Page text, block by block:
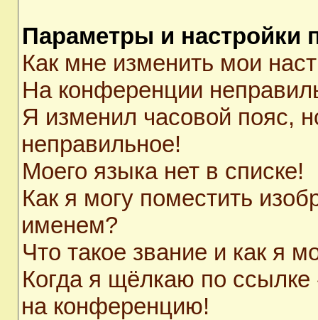
Параметры и настройки
Как мне изменить мои
На конференции
Я изменил часовой пояс,
неправильное!
Моего языка нет в списке!
Как я могу поместить
именем?
Что такое звание и как я
Когда я щёлкаю по ссылке
на конференцию!